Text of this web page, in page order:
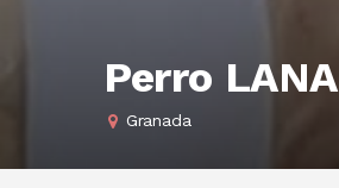
Perro LANA
Granada